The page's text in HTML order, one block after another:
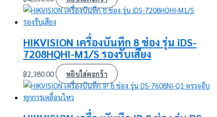
HIKVISION เครื่องบันทึก 8 ช่อง รุ่น iDS-
7208HQHI-M1/S รองรับเสียง
฿2,380.00 หยิบใส่ตะกร้า